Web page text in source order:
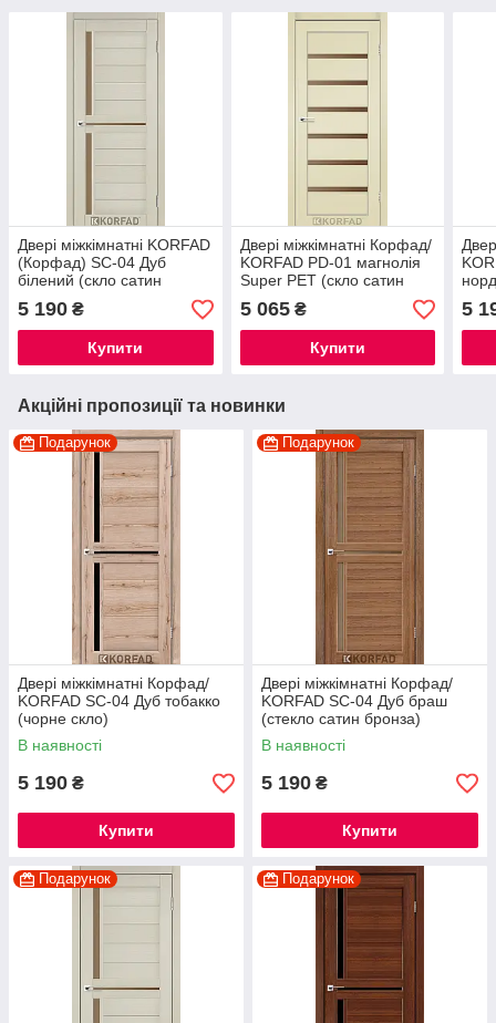
Двері міжкімнатні KORFAD
(Корфад) SC-04 Дуб
білений (скло сатин
5 190 ₴
Купити
Двері міжкімнатні Корфад/
KORFAD PD-01 магнолія
Super PET (скло сатин
5 065₴
Купити
5
Акційні пропозиції та новинки
Подарунок
Двері міжкімнатні Корфад/
KORFAD SC-04 Дуб тобакко
(чорне скло)
В наявності
5 190 ₴
Купити
Подарунок
Двері міжкімнатні Корфад/
KORFAD SC-04 Дуб браш
(стекло сатин бронза)
В наявності
5 190 ₴
Купити
Подарунок Подарунок